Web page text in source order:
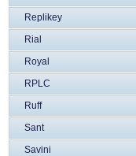
Replikey
Rial
Royal
RPLC
Ruff
Sant
Savini